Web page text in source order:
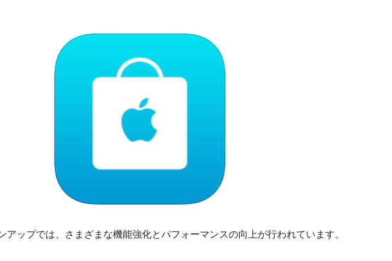
アップでは、さまざまな機能強化とパフォーマンスの向上が行われています。